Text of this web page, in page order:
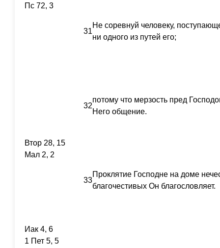
Пс 72, 3
31
Не соревнуй человеку,
ни одного из путей его;
32
потому что мерзость пред
Него общение.
Втор 28, 15
Мал 2, 2
33
Проклятие Господне на доме
благочестивых Он благословляет.
Иак 4, 6
1 Пет 5, 5